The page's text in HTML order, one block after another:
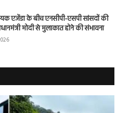
एजेंडा के बीच एनसीपी-एसपी सांसदों की
मोदी से मुलाकात होने की संभावना